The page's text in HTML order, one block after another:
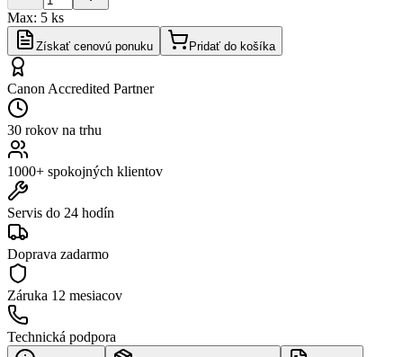
Max: 5 ks
Získať cenovú ponuku Pridať do košíka
Canon Accredited Partner
30 rokov na trhu
1000+ spokojných klientov
Servis do 24 hodín
Doprava zadarmo
Záruka 12 mesiacov
Technická podpora